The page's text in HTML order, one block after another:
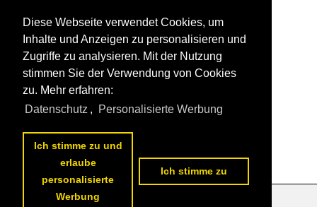
Diese Webseite verwendet Cookies, um
Inhalte und Anzeigen zu personalisieren und
Zugriffe zu analysieren. Mit der Nutzung
stimmen Sie der Verwendung von Cookies
zu. Mehr erfahren:
Datenschutz , Personalisierte Werbung
Ich stimme zu und
erlaube
personalisierte
Werbung
Ich stimme zu